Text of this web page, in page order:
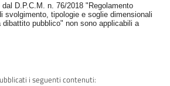
D.P.C.M. n. 76/2018 "Regolamento
di svolgimento, tipologie e soglie dimensionali
pubblico" non sono applicabili a
i seguenti contenuti: